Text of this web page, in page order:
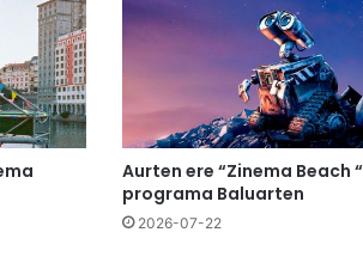
Aurten ere “Zinema Beach “
programa Baluarten
2026-07-22